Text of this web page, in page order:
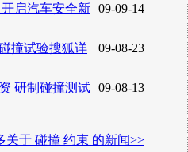
09-09-14
启汽车安全新
09-08-23
撞试验搜狐详
09-08-13
研制碰撞测试
关于 碰撞 约束 的新闻>>